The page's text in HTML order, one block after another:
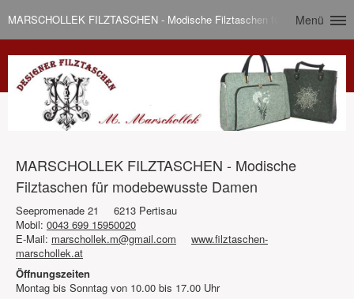
MARSCHOLLEK FILZTASCHEN - Modische Filztaschen für Menü
MARSCHOLLEK FILZTASCHEN - Modische
Filztaschen für modebewusste Damen
Seepromenade 21
6213 Pertisau
Mobil: 0043 699 15950020
E-Mail: marschollek.m@gmail.com
www.filztaschen-
marschollek.at
Öffnungszeiten
Montag bis Sonntag von 10.00 bis 17.00 Uhr